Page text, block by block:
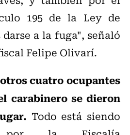
195 de la Ley de
a la fuga", señaló
Felipe Olivarí.
cuatro ocupantes
carabinero se dieron
Todo está siendo